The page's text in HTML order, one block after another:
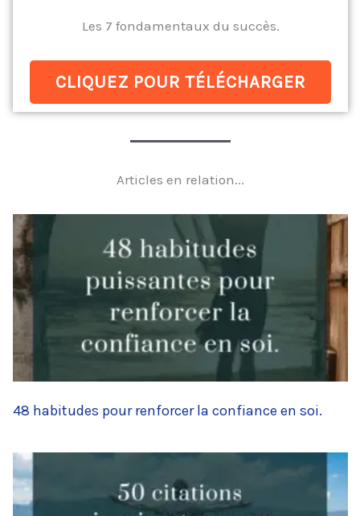
Les 7 fondamentaux du succès.
CLIQUEZ POUR TÉLÉCHARGER
Articles en relation...
48 habitudes pour renforcer la confiance en soi.